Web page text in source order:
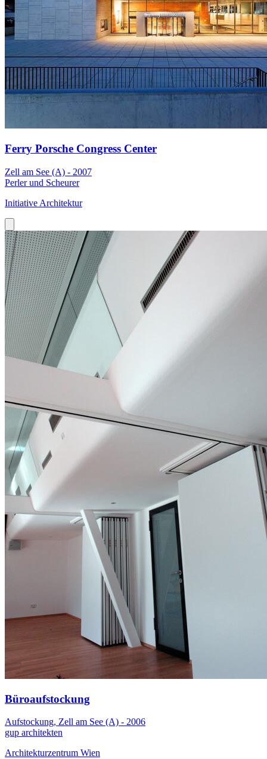
Ferry Porsche Congress Center
Zell am See (A) - 2007
Perler und Scheurer
Initiative Architektur
Büroaufstockung
Aufstockung, Zell am See (A) - 2006
gup architekten
Architekturzentrum Wien